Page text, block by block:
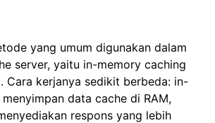
yang umum digunakan dalam
server, yaitu in-memory caching
Cara kerjanya sedikit berbeda: in-
data cache di RAM,
respons yang lebih